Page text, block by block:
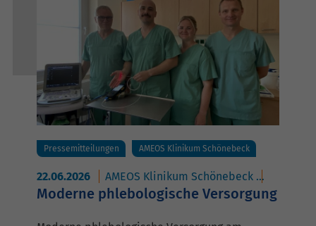
Pressemitteilungen AMEOS Klinikum Schönebeck
22.06.2026 AMEOS Klinikum Schönebeck
Moderne phlebologische Versorgung